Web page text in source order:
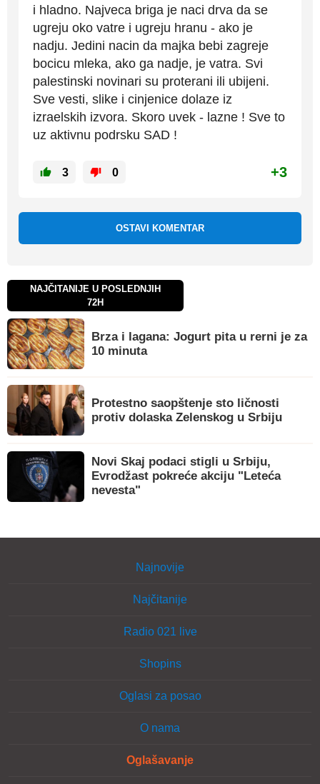
i hladno. Najveca briga je naci drva da se
ugreju oko vatre i ugreju hranu - ako je
nadju. Jedini nacin da majka bebi zagreje
bocicu mleka, ako ga nadje, je vatra. Svi
palestinski novinari su proterani ili ubijeni.
Sve vesti, slike i cinjenice dolaze iz
izraelskih izvora. Skoro uvek - lazne ! Sve to
uz aktivnu podrsku SAD !
3 0 +3
OSTAVI KOMENTAR
NAJČITANIJE U POSLEDNJIH
72H
Brza i lagana: Jogurt pita u rerni je za
10 minuta
Protestno saopštenje sto ličnosti
protiv dolaska Zelenskog u Srbiju
Novi Skaj podaci stigli u Srbiju,
Evrodžast pokreće akciju "Leteća
nevesta"
Najnovije
Najčitanije
Radio 021 live
Shopins
Oglasi za posao
O nama
Oglašavanje